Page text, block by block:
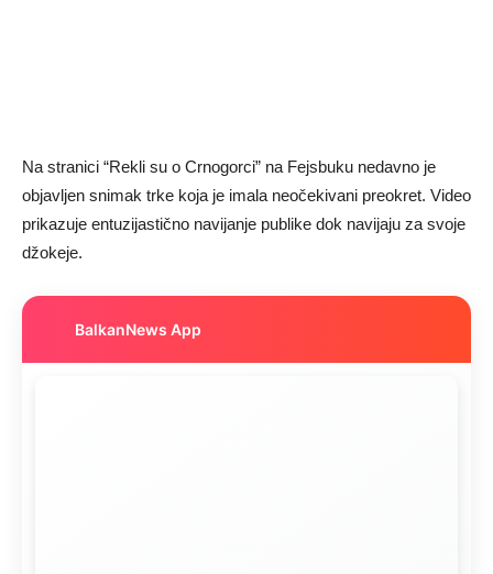
Na stranici “Rekli su o Crnogorci” na Fejsbuku nedavno je
objavljen snimak trke koja je imala neočekivani preokret. Video
prikazuje entuzijastično navijanje publike dok navijaju za svoje
džokeje.
BalkanNews App